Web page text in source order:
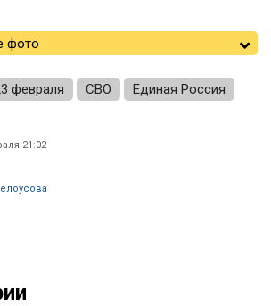
фото
февраля СВО Единая Россия
21:02